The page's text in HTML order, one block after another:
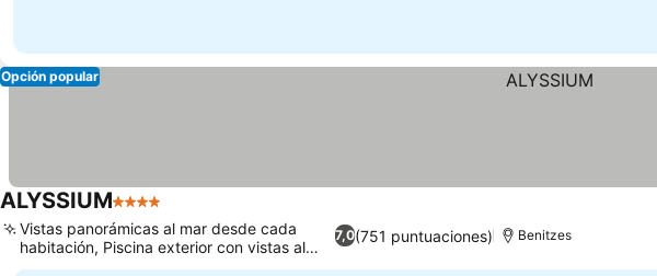
Opción popular
ALYSSIUM4 Estrellas
7,0(751 puntuaciones)
Vistas panorámicas al mar desde cada
habitación, Piscina exterior con vistas al
mar
Benitzes